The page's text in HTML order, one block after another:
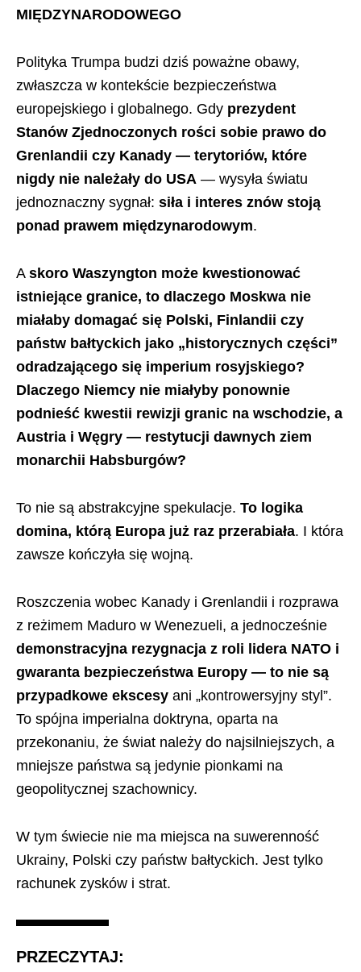
MIĘDZYNARODOWEGO
Polityka Trumpa budzi dziś poważne obawy,
zwłaszcza w kontekście bezpieczeństwa
europejskiego i globalnego. Gdy prezydent
Stanów Zjednoczonych rości sobie prawo do
Grenlandii czy Kanady — terytoriów, które
nigdy nie należały do USA — wysyła światu
jednoznaczny sygnał: siła i interes znów stoją
ponad prawem międzynarodowym.
A skoro Waszyngton może kwestionować
istniejące granice, to dlaczego Moskwa nie
miałaby domagać się Polski, Finlandii czy
państw bałtyckich jako „historycznych części”
odradzającego się imperium rosyjskiego?
Dlaczego Niemcy nie miałyby ponownie
podnieść kwestii rewizji granic na wschodzie, a
Austria i Węgry — restytucji dawnych ziem
monarchii Habsburgów?
To nie są abstrakcyjne spekulacje. To logika
domina, którą Europa już raz przerabiała. I która
zawsze kończyła się wojną.
Roszczenia wobec Kanady i Grenlandii i rozprawa
z reżimem Maduro w Wenezueli, a jednocześnie
demonstracyjna rezygnacja z roli lidera NATO i
gwaranta bezpieczeństwa Europy — to nie są
przypadkowe ekscesy ani „kontrowersyjny styl”.
To spójna imperialna doktryna, oparta na
przekonaniu, że świat należy do najsilniejszych, a
mniejsze państwa są jedynie pionkami na
geopolitycznej szachownicy.
W tym świecie nie ma miejsca na suwerenność
Ukrainy, Polski czy państw bałtyckich. Jest tylko
rachunek zysków i strat.
PRZECZYTAJ: